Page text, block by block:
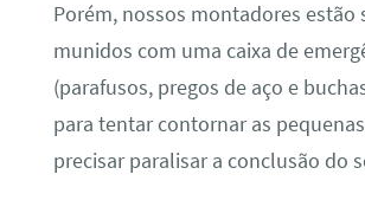
Porém, nossos montadores estão
munidos com uma caixa de
(parafusos, pregos de aço e
para tentar contornar as
precisar paralisar a conclusão do